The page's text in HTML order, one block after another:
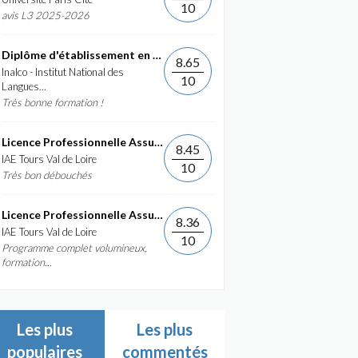
avis L3 2025-2026
10
Diplôme d'établissement en Commerce International et...
Inalco - Institut National des
Langues...
Très bonne formation !
8.65
10
Licence Professionnelle Assurance, banque, finance :...
IAE Tours Val de Loire
Très bon débouchés
8.45
10
Licence Professionnelle Assurance, banque, finance :...
IAE Tours Val de Loire
Programme complet volumineux,
formation...
8.36
10
Les plus
populaires
Les plus
commentés